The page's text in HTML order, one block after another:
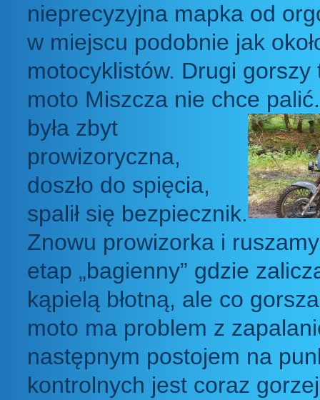
nieprecyzyjna mapka od
w miejscu podobnie jak
motocyklistów. Drugi gorszy
moto Miszcza nie chce
była zbyt
prowizoryczna,
doszło do spięcia,
spalił się bezpiecznik.
Znowu prowizorka i
etap „bagienny” gdzie
kąpielą błotną, ale co
moto ma problem z
następnym postojem na
kontrolnych jest coraz